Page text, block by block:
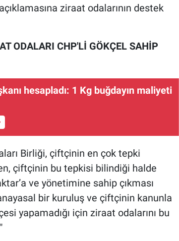
ziraat odalarının destek
ODALARI CHP'Lİ GÖKÇEL SAHİP
hesapladı: 1 Kg buğdayın maliyeti
Birliği, çiftçinin en çok tepki
çiftçinin bu tepkisi bilindiği halde
ve yönetimine sahip çıkması
bir kuruluş ve çiftçinin kanunla
yapamadığı için ziraat odalarını bu